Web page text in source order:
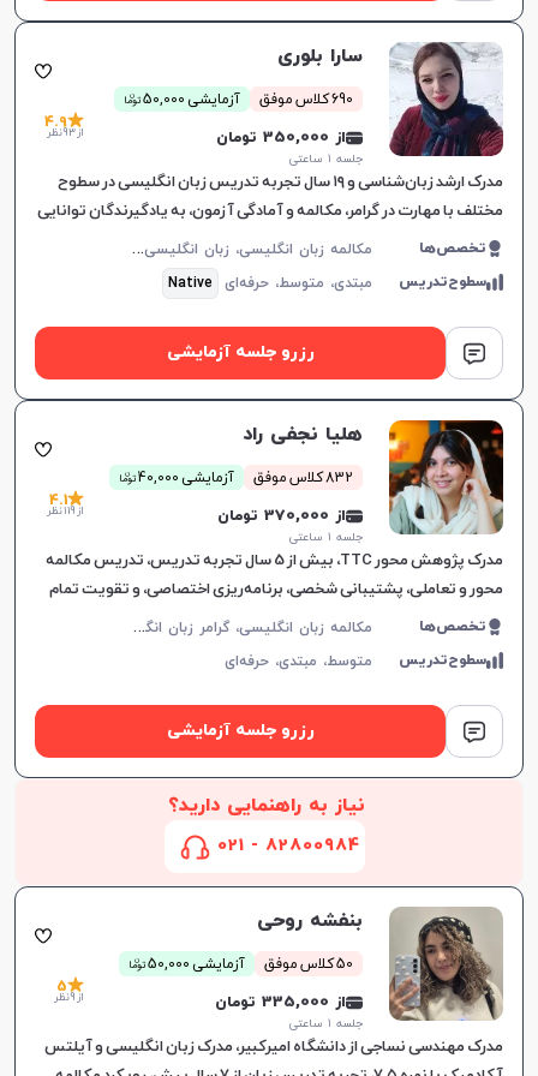
سارا بلوری
690 کلاس موفق آزمایشی 50,000 توما
ن
از 350,000 تومان
جلسه ۱ ساعتی
4.9
از 93 نظر
مدرک ارشد زبان‌شناسی و ۱۹ سال تجربه تدریس زبان انگلیسی در سطوح
مختلف با مهارت در گرامر، مکالمه و آمادگی آزمون‌، به یادگیرندگان توانایی
بالایی می‌دهد.
تخصص‌ها م
کالمه زبان انگلیسی، زبان انگلیسی عمومی، گرامر زبان انگلیسی، زبان انگلیسی آمریکایی، زبان انگلیسی کنکور سراسری، زبان انگلیسی کنکور کاردانی، زبان انگلیسی کنکور ارشد، زبان انگلیسی هفتم دبیرستان، زبان انگلیسی هشتم دبیرستان، زبان انگلیسی نهم دبیرستان، زبان انگلیسی دهم دبیرستان، زبان انگلیسی یازدهم دبیرستان، زبان انگلیسی دوازدهم دبیرستان، زبان انگلیسی کودکان
سطوح‌تدریس مبتدی، متوسط،حرفه‌ای Native
رزرو جلسه آزمایشی
هلیا نجفی راد
832 کلاس موفق آزمایشی 40,000 توما
ن
از 370,000 تومان
جلسه ۱ ساعتی
4.1
از 119 نظر
مدرک پژوهش محور TTC، بیش از 5 سال تجربه تدریس، تدریس مکالمه
محور و تعاملی، پشتیبانی شخصی، برنامه‌ریزی اختصاصی، و تقویت تمام
مهارت‌های زبان انگلیسی.
تخصص‌ها م
کالمه زبان انگلیسی، گرامر زبان انگلیسی، زبان انگلیسی آمریکایی، زبان انگلیسی هفتم دبیرستان، زبان انگلیسی هشتم دبیرستان، زبان انگلیسی نهم دبیرستان، زبان انگلیسی دهم دبیرستان، زبان انگلیسی یازدهم دبیرستان، زبان انگلیسی عمومی، زبان انگلیسی دوازدهم دبیرستان، زبان انگلیسی کنکور سراسری، زبان انگلیسی کودکان
سطوح‌تدریس متوسط، مبتدی،حرفه‌ای
رزرو جلسه آزمایشی
نیاز به راهنمایی دارید؟
82800984 - 021
بنفشه روحی
50 کلاس موفق آزمایشی 50,000 توما
ن
از 335,000 تومان
جلسه ۱ ساعتی
5
از 9 نظر
مدرک مهندسی نساجی از دانشگاه امیرکبیر، مدرک زبان انگلیسی و آیلتس